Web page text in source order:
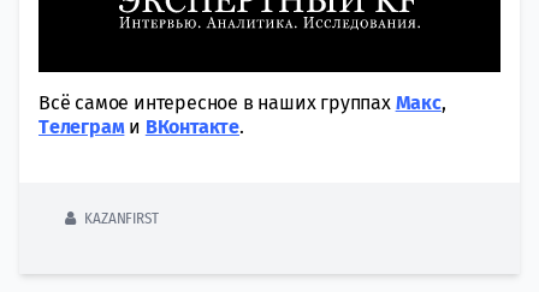
Всё самое интересное в наших группах Макс,
Tелеграми ВКонтакте.
KAZANFIRST